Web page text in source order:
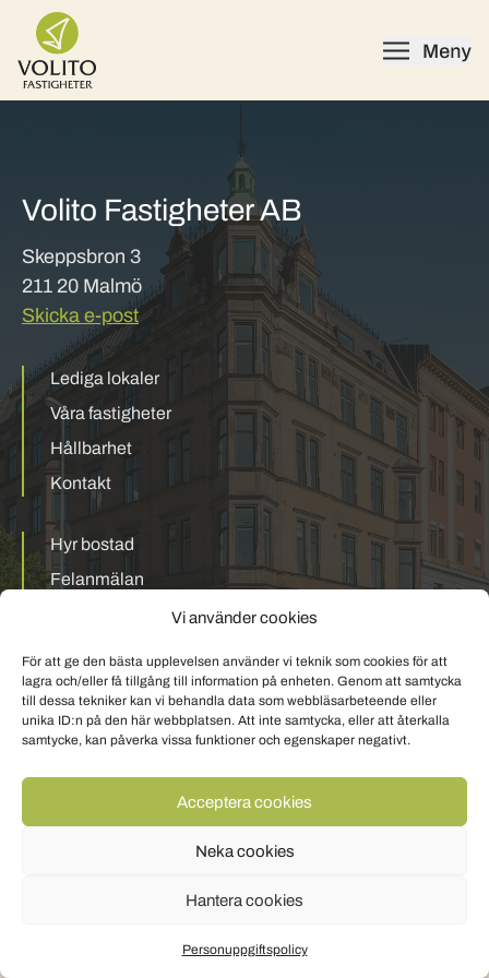
Vi använder cookies
För att ge den bästa upplevelsen använder vi teknik som cookies för att
lagra och/eller få tillgång till information på enheten. Genom att samtycka
till dessa tekniker kan vi behandla data som webbläsarbeteende eller
unika ID:n på den här webbplatsen. Att inte samtycka, eller att återkalla
samtycke, kan påverka vissa funktioner och egenskaper negativt.
Acceptera cookies
Neka cookies
Hantera cookies
Personuppgiftspolicy
Skip to content
Volito Fastigheter AB
Skeppsbron 3
211 20 Malmö
Skicka e-post
Lediga lokaler
Våra fastigheter
Hållbarhet
Kontakt
Hyr bostad
Felanmälan
Personuppgiftspolicy Om cookies